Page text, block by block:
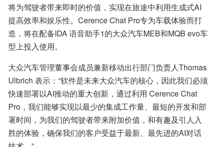
将为驾驶者带来即时的价值，实现在旅途中利用生成式AI
提高效率和娱乐性。Cerence Chat Pro专为车载体验而打
造，将在配备IDA 语音助手1的大众汽车MEB和MQB evo车
型上投入使用。
大众汽车管理董事会成员兼新移动出行部门负责人Thomas
Ulbrich 表示：“软件是未来大众汽车的核心，因此我们必须
快速部署以AI推动的重大创新，通过利用 Cerence Chat
Pro，我们能够实现以最少的集成工作量、最短的开发和部
署时间，为我们的驾驶者带来附加价值，和有趣及引人入
胜的体验，确保我们的客户受益于最新、最先进的AI对话